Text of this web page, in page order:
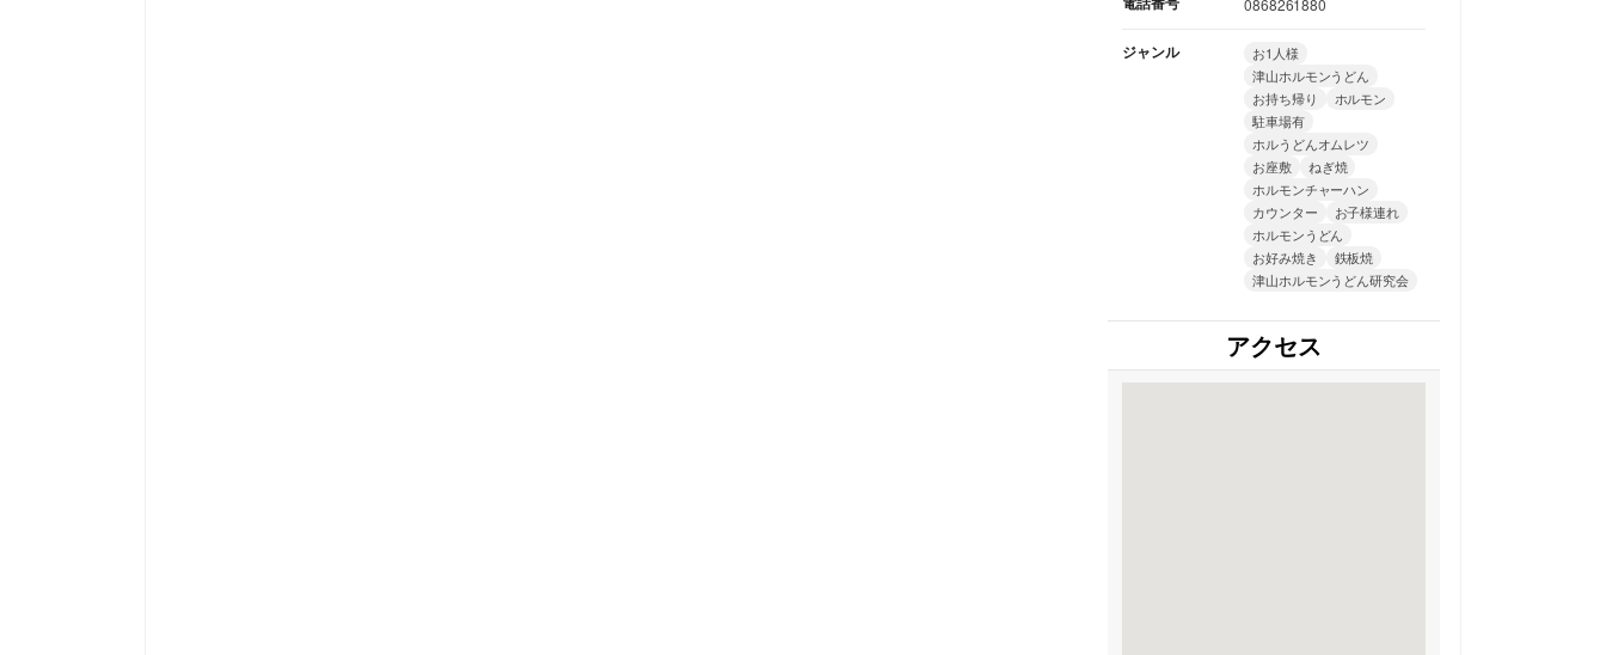
0868261880
ジャンル
お1人様
津山ホルモンうどん
お持ち帰り
ホルモン
駐車場有
ホルうどんオムレツ
お座敷
ねぎ焼
ホルモンチャーハン
カウンター
お子様連れ
ホルモンうどん
お好み焼き
鉄板焼
津山ホルモンうどん研究会
アクセス